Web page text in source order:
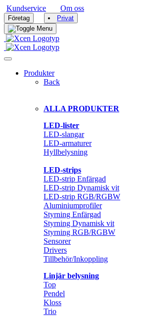
Kundservice Om oss
Företag Privat
Produkter
Back
ALLA PRODUKTER
LED-lister
LED-slangar
LED-armaturer
Hyllbelysning
LED-strips
LED-strip Enfärgad
LED-strip Dynamisk vit
LED-strip RGB/RGBW
Aluminiumprofiler
Styrning Enfärgad
Styrning Dynamisk vit
Styrning RGB/RGBW
Sensorer
Drivers
Tillbehör/Inkoppling
Linjär belysning
Top
Pendel
Kloss
Trio